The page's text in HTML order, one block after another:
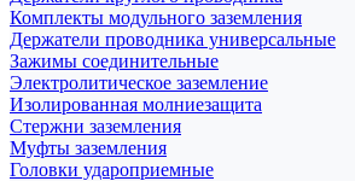
Комплекты модульного заземления
Держатели проводника универсальные
Зажимы соединительные
Электролитическое заземление
Изолированная молниезащита
Стержни заземления
Муфты заземления
Головки удароприемные